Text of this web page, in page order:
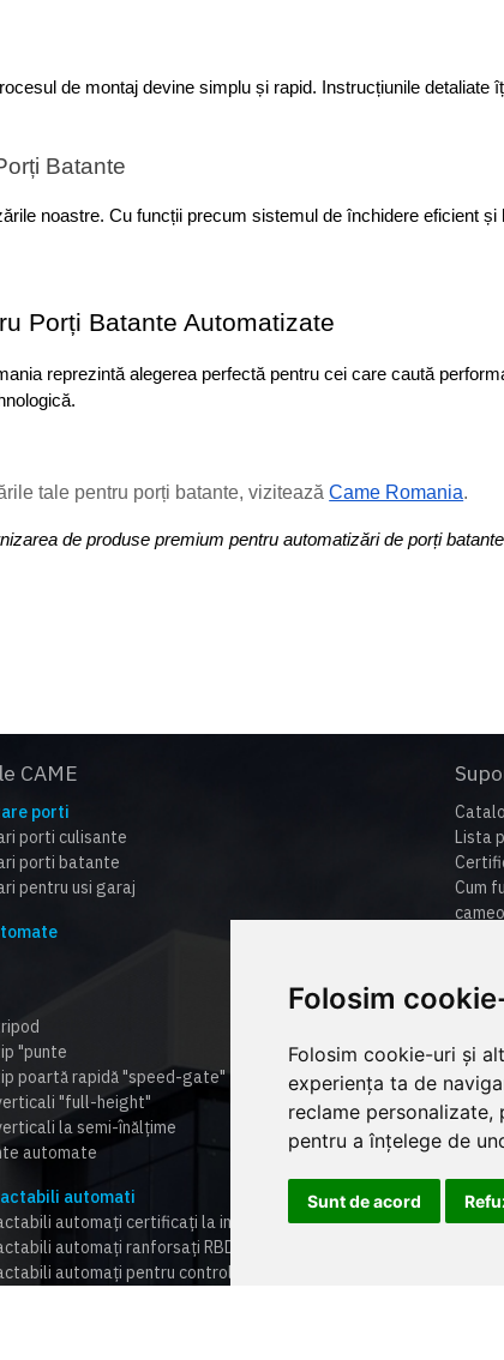
Folosim
Folosim cookie-uri și
experiența ta de
reclame
pentru a înțelege de
Sunt de acord
de montaj devine simplu și rapid. Instrucțiunile detaliate
Batante
noastre. Cu funcții precum sistemul de închidere eficient
Porți Batante Automatizate
reprezintă alegerea perfectă pentru cei care caută
tale pentru porți batante, vizitează Came Romania.
de produse premium pentru automatizări de porți
CAME
porti
porti culisante
porti batante
pentru usi garaj
"punte
poartă rapidă "speed-gate"
"full-height"
la semi-înălțime
automate
automati
automați certificați la impact HBD
automați ranforsați RBD
automați pentru control trafic TBD
Lista
Cum
Plata